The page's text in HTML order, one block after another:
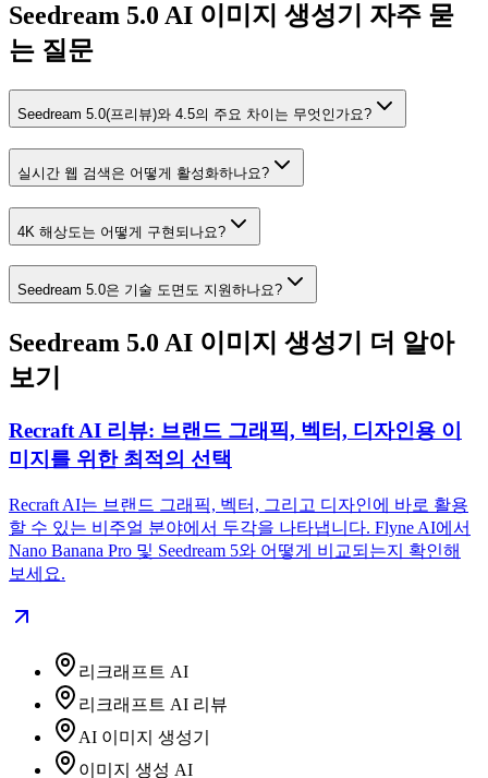
Seedream 5.0 AI 이미지 생성기 자주 묻
는 질문
Seedream 5.0(프리뷰)와 4.5의 주요 차이는 무엇인가요?
실시간 웹 검색은 어떻게 활성화하나요?
4K 해상도는 어떻게 구현되나요?
Seedream 5.0은 기술 도면도 지원하나요?
Seedream 5.0 AI 이미지 생성기 더 알아
보기
Recraft AI 리뷰: 브랜드 그래픽, 벡터, 디자인용 이
미지를 위한 최적의 선택
Recraft AI는 브랜드 그래픽, 벡터, 그리고 디자인에 바로 활용
할 수 있는 비주얼 분야에서 두각을 나타냅니다. Flyne AI에서
Nano Banana Pro 및 Seedream 5와 어떻게 비교되는지 확인해
보세요.
리크래프트 AI
리크래프트 AI 리뷰
AI 이미지 생성기
이미지 생성 AI